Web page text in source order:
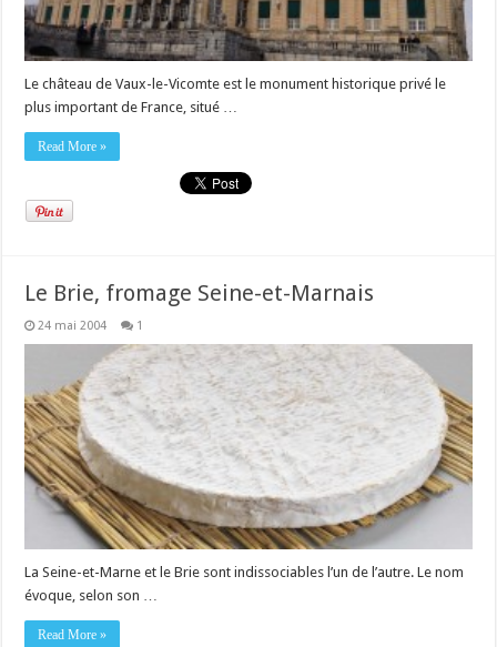
Le château de Vaux-le-Vicomte est le monument historique privé le
plus important de France, situé …
Read More »
Le Brie, fromage Seine-et-Marnais
24 mai 2004 1
La Seine-et-Marne et le Brie sont indissociables l’un de l’autre. Le nom
évoque, selon son …
Read More »